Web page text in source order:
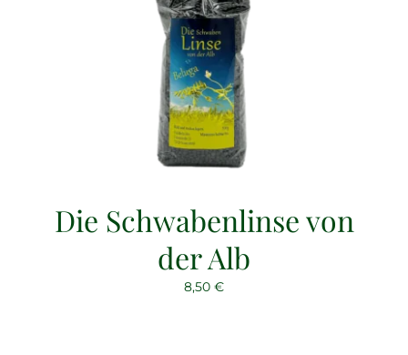
Die Schwabenlinse von
der Alb
8,50 €